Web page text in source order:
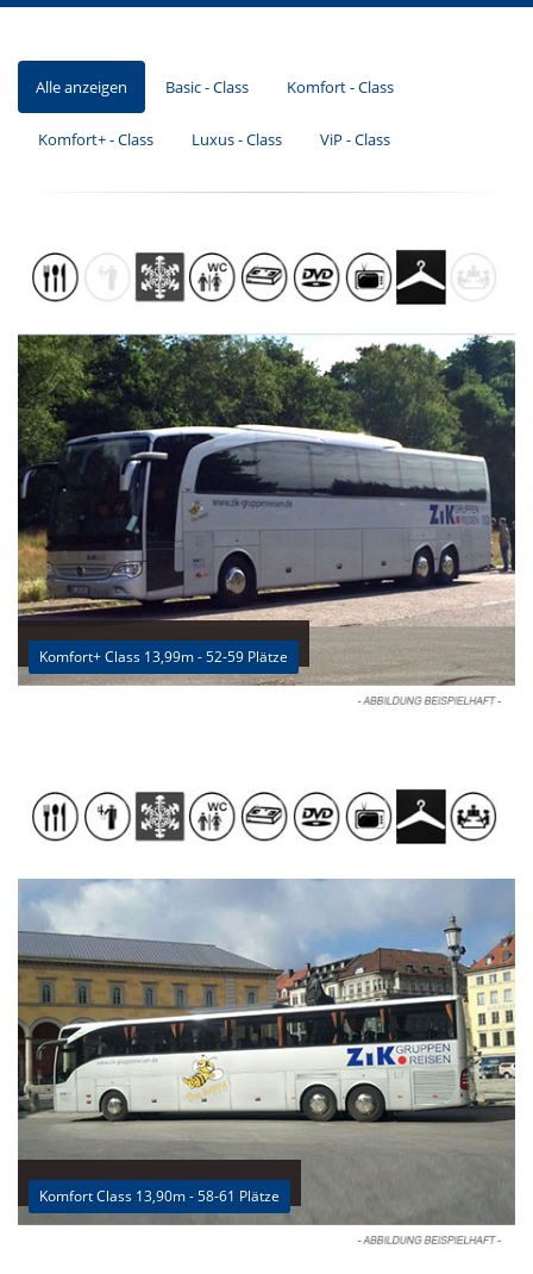
Alle anzeigen Basic - Class Komfort - Class
Komfort+ - Class Luxus - Class ViP - Class
Komfort+ Class 13,99m - 52-59 Plätze
Komfort Class 13,90m - 58-61 Plätze